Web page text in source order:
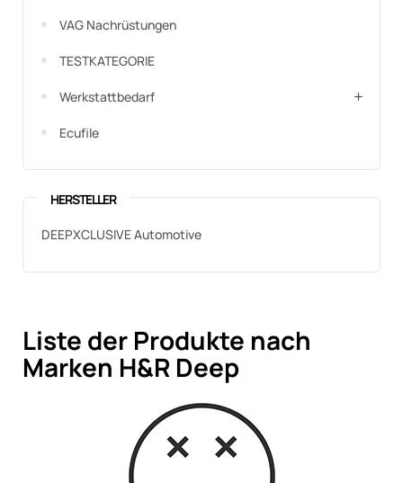
VAG Nachrüstungen
TESTKATEGORIE
Werkstattbedarf
Ecufile
HERSTELLER
DEEPXCLUSIVE Automotive
Liste der Produkte nach
Marken H&R Deep